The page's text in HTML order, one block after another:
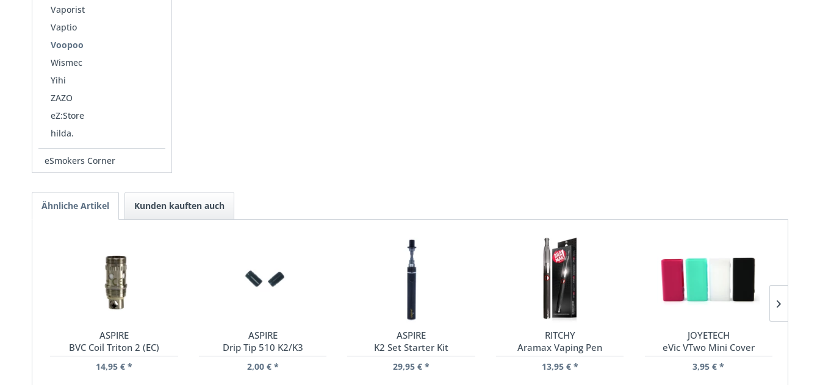
Vaporist
Vaptio
Voopoo
Wismec
Yihi
ZAZO
eZ:Store
hilda.
eSmokers Corner
Ähnliche Artikel Kunden kauften auch
ASPIRE
BVC Coil Triton 2 (EC)
14,95 € *
ASPIRE
Drip Tip 510 K2/K3
2,00 € *
ASPIRE
K2 Set Starter Kit
29,95 € *
RITCHY
Aramax Vaping Pen
13,95 € *
JOYETECH
eVic VTwo Mini Cover
3,95 € *